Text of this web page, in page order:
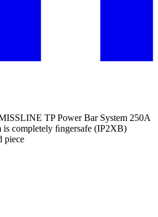
TP Power Bar System 250A
is completely ﬁngersafe (IP2XB)
piece